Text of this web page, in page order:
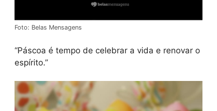
Foto: Belas Mensagens
“Páscoa é tempo de celebrar a vida e renovar o
espírito.”